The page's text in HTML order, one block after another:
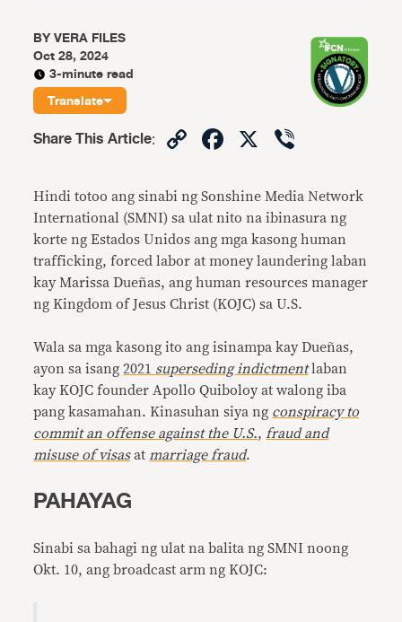
BYVERA FILES
Oct 28, 2024
3-minute read
Translate
Share This Article: CopyFacebook
X
Hindi totoo ang sinabi ng Sonshine Media Network
International (SMNI) sa ulat nito na ibinasura ng
korte ng Estados Unidos ang mga kasong human
trafficking, forced labor at money laundering laban
kay Marissa Dueñas, ang human resources manager
ng Kingdom of Jesus Christ (KOJC) sa U.S.
Wala sa mga kasong ito ang isinampa kay Dueñas,
ayon sa isang2021 superseding indictmentlaban
kay KOJC founder Apollo Quiboloy at walong iba
pang kasamahan. Kinasuhan siya ng conspiracy to
commit an offense against the U.S., fraud and
misuse of visasat marriage fraud.
PAHAYAG
Sinabi sa bahagi ng ulat na balita ng SMNI noong
Okt. 10, ang broadcast arm ng KOJC: